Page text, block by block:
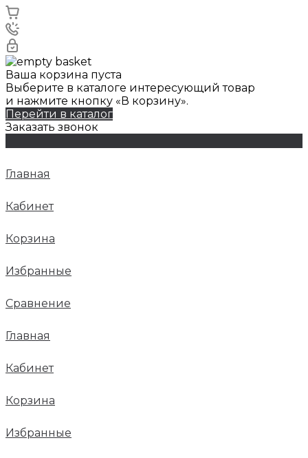
Ваша корзина пуста
Выберите в каталоге интересующий товар
и нажмите кнопку «В корзину».
Перейти в каталог
Заказать звонок
Главная
Кабинет
Корзина
Избранные
Сравнение
Главная
Кабинет
Корзина
Избранные